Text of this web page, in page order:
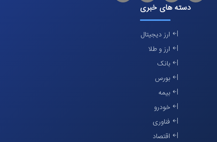
دسته های خبری
ارز دیجیتال
ارز و طلا
بانک
بورس
بیمه
خودرو
فناوری
اقتصاد